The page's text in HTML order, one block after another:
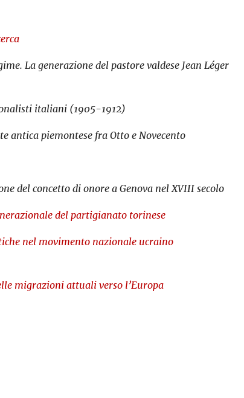
La generazione del pastore valdese Jean Léger
italiani (1905-1912)
antica piemontese fra Otto e Novecento
del concetto di onore a Genova nel XVIII secolo
del partigianato torinese
nel movimento nazionale ucraino
migrazioni attuali verso l’Europa